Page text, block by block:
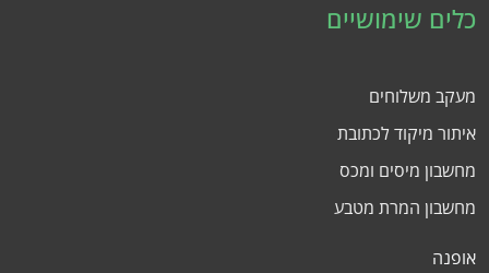
כלים שימושיים
מעקב משלוחים
איתור מיקוד לכתובת
מחשבון מיסים ומכס
מחשבון המרת מטבע
אופנה